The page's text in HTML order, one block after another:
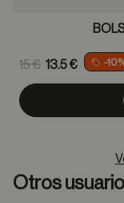
Price
15 €
to
13.5 € -
Otros